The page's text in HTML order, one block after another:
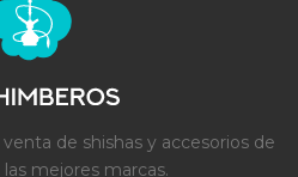
de shishas y accesorios de
mejores marcas.